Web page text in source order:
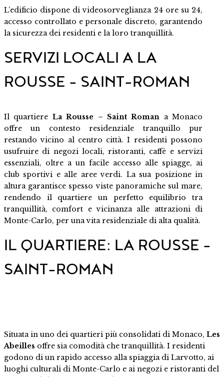
L’edificio dispone di videosorveglianza 24 ore su 24,
accesso controllato e personale discreto, garantendo
la sicurezza dei residenti e la loro tranquillità.
SERVIZI LOCALI A LA
ROUSSE – SAINT-ROMAN
Il quartiere La Rousse – Saint Roman a Monaco
offre un contesto residenziale tranquillo pur
restando vicino al centro città. I residenti possono
usufruire di negozi locali, ristoranti, caffè e servizi
essenziali, oltre a un facile accesso alle spiagge, ai
club sportivi e alle aree verdi. La sua posizione in
altura garantisce spesso viste panoramiche sul mare,
rendendo il quartiere un perfetto equilibrio tra
tranquillità, comfort e vicinanza alle attrazioni di
Monte-Carlo, per una vita residenziale di alta qualità.
IL QUARTIERE: LA ROUSSE –
SAINT-ROMAN
Situata in uno dei quartieri più consolidati di Monaco, Les
Abeilles offre sia comodità che tranquillità. I residenti
godono di un rapido accesso alla spiaggia di Larvotto, ai
luoghi culturali di Monte-Carlo e ai negozi e ristoranti del